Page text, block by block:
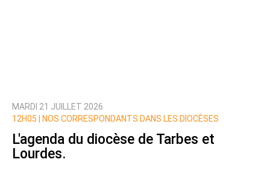
MARDI 21 JUILLET 2026
12H05 |
NOS CORRESPONDANTS DANS LES DIOCÈSES
L'agenda du diocèse de Tarbes et
Lourdes.